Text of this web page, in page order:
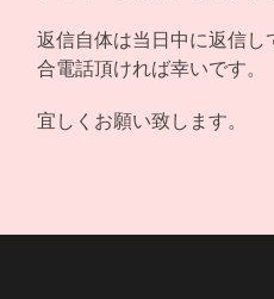
返信自体は当日中に返信
合電話頂ければ幸いです。
宜しくお願い致します。